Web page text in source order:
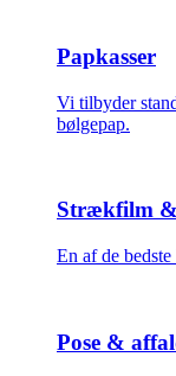
Papkasser
Vi tilbyder
bølgepap.
Strækfilm
En af de
Pose &